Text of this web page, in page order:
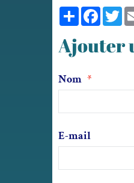
Partager
Ajouter
Nom
E-mail